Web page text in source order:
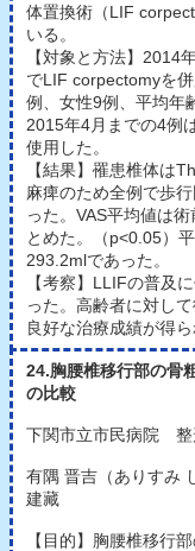
体置換術（LIF
いる。
【対象と方法】2014
でLIF corpectomyを
例、女性9例、平均年
2015年4月までの4例
使用した。
【結果】罹患椎体は
麻痺のため全例で歩
った。VAS平均値は
とめた。（p<0.05）
293.2mlであった。
【考察】LLIFの普及
った。高齢者に対し
良好な治療成績が得
24.胸腰椎移行部の骨
の比較
下関市立市民病院 整
有隅 晋吉（ありすみ
建藏
【目的】胸腰椎移行